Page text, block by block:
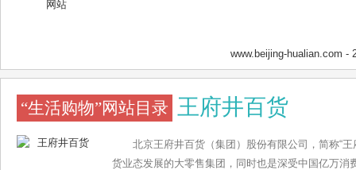
www.beijing-hualian.com -
“生活购物”网站目录 王府井百货
北京王府井百货（集团）股份有限公司，简称“
货业态发展的大零售集团，同时也是深受中国亿万消